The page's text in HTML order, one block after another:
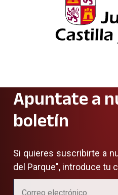
Apuntate a
boletín
Si quieres suscribirte a
del Parque", introduce tu